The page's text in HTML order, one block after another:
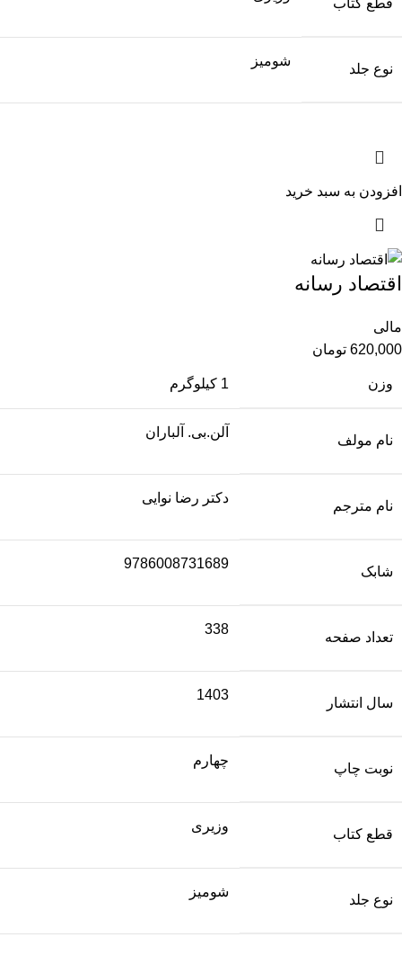
قطع کتاب
نوع جلد
شومیز
افزودن به سبد خرید
اقتصاد رسانه
مالی
620,000 تومان
وزن 1 کیلوگرم
نام مولف
آلن.بی. آلباران
نام مترجم
دکتر رضا نوایی
شابک
9786008731689
تعداد صفحه
338
سال انتشار
1403
نوبت چاپ
چهارم
قطع کتاب
وزیری
نوع جلد
شومیز